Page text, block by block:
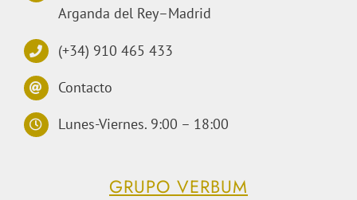
Arganda del Rey–Madrid
(+34) 910 465 433
Contacto
Lunes-Viernes. 9:00 – 18:00
GRUPO VERBUM